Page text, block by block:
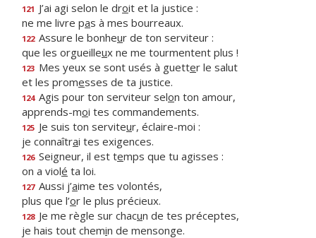
121 J’ai agi selon le droit et la justice :
ne me livre pas à mes bourreaux.
122 Assure le bonheur de ton serviteur :
que les orgueilleux ne me tourmentent plus !
123 Mes yeux se sont usés à guetter le salut
et les promesses de ta justice.
124 Agis pour ton serviteur selon ton amour,
apprends-moi tes commandements.
125 Je suis ton serviteur, éclaire-moi :
je connaîtrai tes exigences.
126 Seigneur, il est temps que tu agisses :
on a violé ta loi.
127 Aussi j’aime tes volontés,
plus que l’or le plus précieux.
128 Je me règle sur chacun de tes préceptes,
je hais tout chemin de mensonge.